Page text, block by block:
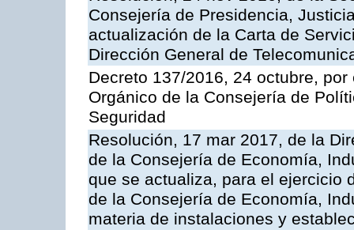
Consejería de Presidencia,
actualización de la Carta de
Dirección General de
Decreto 137/2016, 24 octubre,
Orgánico de la Consejería de
Seguridad
Resolución, 17 mar 2017, de la
de la Consejería de Economía,
que se actualiza, para el ejercicio
de la Consejería de Economía,
materia de instalaciones y